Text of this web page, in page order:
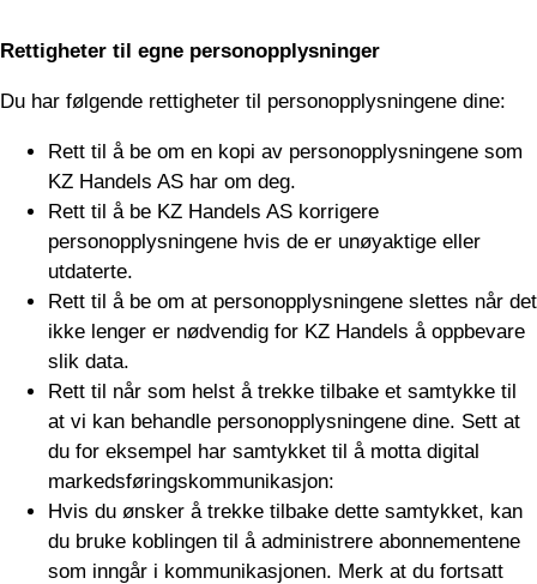
Rettigheter til egne personopplysninger
Du har følgende rettigheter til personopplysningene dine:
Rett til å be om en kopi av personopplysningene som
KZ Handels AS har om deg.
Rett til å be KZ Handels AS korrigere
personopplysningene hvis de er unøyaktige eller
utdaterte.
Rett til å be om at personopplysningene slettes når det
ikke lenger er nødvendig for KZ Handels å oppbevare
slik data.
Rett til når som helst å trekke tilbake et samtykke til
at vi kan behandle personopplysningene dine. Sett at
du for eksempel har samtykket til å motta digital
markedsføringskommunikasjon:
Hvis du ønsker å trekke tilbake dette samtykket, kan
du bruke koblingen til å administrere abonnementene
som inngår i kommunikasjonen. Merk at du fortsatt